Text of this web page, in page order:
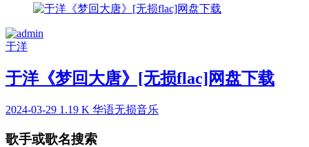
于洋
于洋《梦回大唐》[无损flac]网盘下载
2024-03-29 1.19 K 华语无损音乐
歌手或歌名搜索